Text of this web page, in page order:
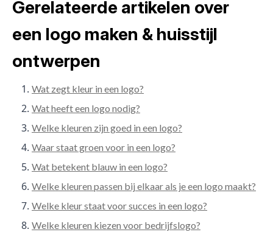
Gerelateerde artikelen over
een logo maken & huisstijl
ontwerpen
Wat zegt kleur in een logo?
Wat heeft een logo nodig?
Welke kleuren zijn goed in een logo?
Waar staat groen voor in een logo?
Wat betekent blauw in een logo?
Welke kleuren passen bij elkaar als je een logo maakt?
Welke kleur staat voor succes in een logo?
Welke kleuren kiezen voor bedrijfslogo?